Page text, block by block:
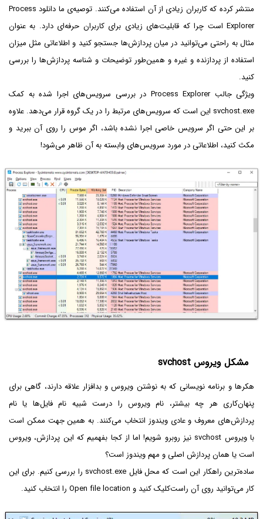
منتشر کرده که کاربران زیادی از آن استفاده می‌کنند. توصیه‌ی ما دانلود Process
Explorer است چرا که قابلیت‌های زیادی برای کاربران حرفه‌ای دارد. به عنوان
مثال به راحتی می‌توانید در میان پردازش‌ها جستجو کنید و اطلاعاتی مثل میزان
استفاده از پردازنده و غیره و همین‌طور توضیحات و شناسه پردازش‌ها را بررسی
کنید.
ویژگی جالب Process Explorer در بررسی سرویس‌های اجرا شده به کمک
svchost.exe این است که سرویس‌های مرتبط را در یک گروه قرار می‌دهد. علاوه
بر این حتی اگر سرویس خاصی اجرا نشده باشد، اگر موس را روی آن ببرید و
مکث کنید، اطلاعاتی در مورد سرویس‌های وابسته به آن ظاهر می‌شود!
مشکل ویروس svchost
هکرها و برنامه نویسانی که به نوشتن ویروس و بدافزار علاقه دارند، گاهی برای
پنهان‌کاری هر چه بیشتر، نام ویروس را درست شبیه نام فایل‌ها یا نام
پردازش‌های معروف و عادی ویندوز انتخاب می‌کنند. به همین جهت ممکن است
با ویروس svchost نیز روبرو شویم! اما از کجا بفهمیم که این پردازش، ویروس
است یا همان پردازش اصلی و مهم ویندوز است؟
ساده‌ترین راهکار این است که محل فایل svchost.exe را بررسی کنیم. برای این
کار می‌توانید روی آن راست‌کلیک کنید و Open file location را انتخاب کنید.